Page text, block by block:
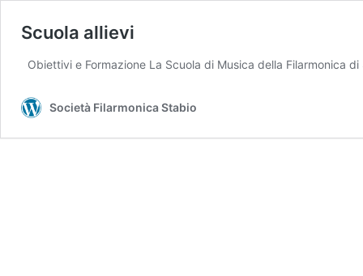
Scuola allievi
Obiettivi e Formazione La Scuola di Musica della Filarmonica
Società Filarmonica Stabio